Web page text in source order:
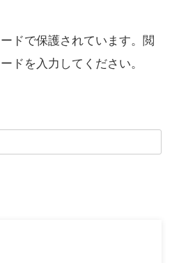
ドで保護されています。閲
ドを入力してください。